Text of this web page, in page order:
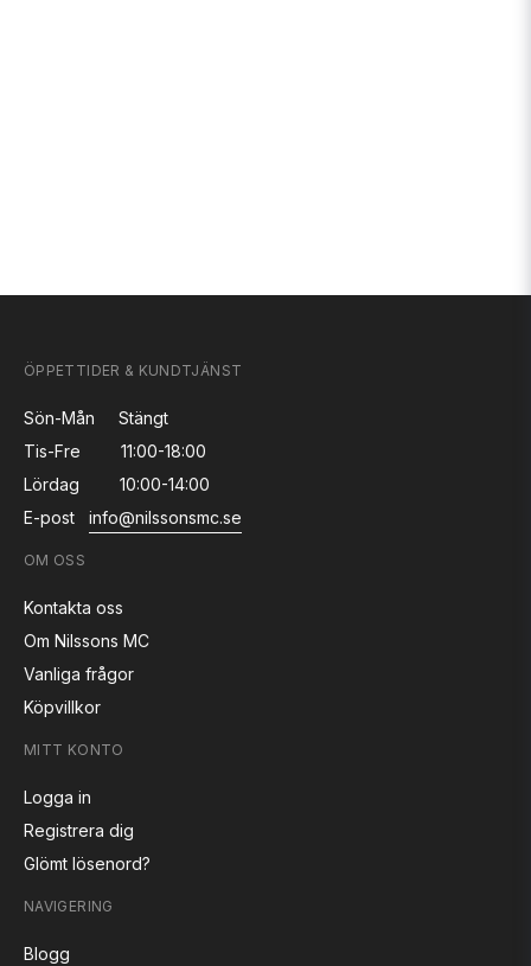
ÖPPETTIDER & KUNDTJÄNST
Sön-Mån
Stängt
Tis-Fre
11:00-18:00
Lördag
10:00-14:00
E-post
info@nilssonsmc.se
OM OSS
Kontakta oss
Om Nilssons MC
Vanliga frågor
Köpvillkor
MITT KONTO
Logga in
Registrera dig
Glömt lösenord?
NAVIGERING
Blogg